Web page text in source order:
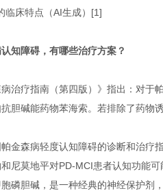
临床特点（AI生成）[1]
知障碍，有哪些治疗方案？
病治疗指南（第四版）》指出：对于
抗胆碱能药物苯海索。若排除了药物
金森病轻度认知障碍的诊断和治疗
和尼莫地平对PD-MCI患者认知功能
磷胆碱，是一种经典的神经保护剂